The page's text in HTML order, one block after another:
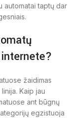
automatai taptų dar
žaidimas
Kaip jau
ant būgnų
egzistuoja